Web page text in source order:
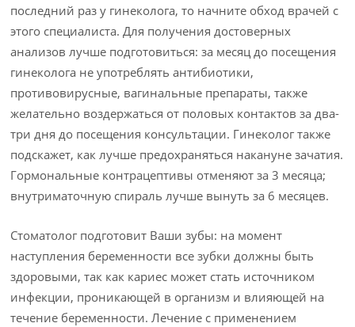
последний раз у гинеколога, то начните обход врачей с
этого специалиста. Для получения достоверных
анализов лучше подготовиться: за месяц до посещения
гинеколога не употреблять антибиотики,
противовирусные, вагинальные препараты, также
желательно воздержаться от половых контактов за два-
три дня до посещения консультации. Гинеколог также
подскажет, как лучше предохраняться накануне зачатия.
Гормональные контрацептивы отменяют за 3 месяца;
внутриматочную спираль лучше вынуть за 6 месяцев.
Стоматолог подготовит Ваши зубы: на момент
наступления беременности все зубки должны быть
здоровыми, так как кариес может стать источником
инфекции, проникающей в организм и влияющей на
течение беременности. Лечение с применением